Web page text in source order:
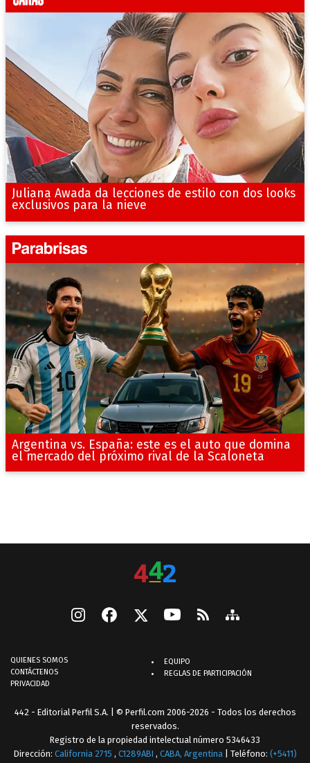
Juliana Awada da lecciones de estilo con dos looks
exclusivos para la nieve
Argentina vs. España: este es el auto que domina
el mercado del próximo rival de la Scaloneta
QUIENES SOMOS
CONTÁCTENOS
PRIVACIDAD
EQUIPO
REGLAS DE PARTICIPACIÓN
442 - Editorial Perfil S.A. | © Perfil.com 2006-2026 - Todos los derechos
reservados.
Registro de la propiedad intelectual número 5346433
Dirección: California 2715 , C1289ABI , CABA, Argentina | Teléfono: (+5411)